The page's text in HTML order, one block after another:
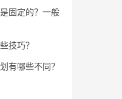
固定的？一般
技巧？
有哪些不同？